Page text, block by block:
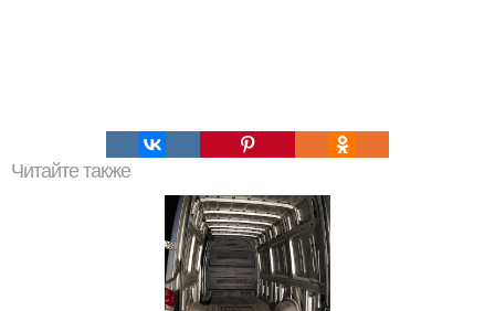
Читайте также